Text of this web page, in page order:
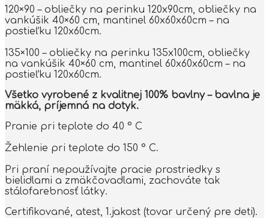
120×90 – obliečky na perinku 120x90cm, obliečky na
vankúšik 40×60 cm, mantinel 60x60x60cm – na
postieľku 120x60cm.
135×100 – obliečky na perinku 135x100cm, obliečky
na vankúšik 40×60 cm, mantinel 60x60x60cm – na
postieľku 120x60cm.
Všetko vyrobené z kvalitnej 100% bavlny – bavlna je
mäkká, príjemná na dotyk.
Pranie pri teplote do 40 ° C
Žehlenie pri teplote do 150 ° C.
Pri praní nepoužívajte pracie prostriedky s
bielidlami a zmäkčovadlami, zachováte tak
stálofarebnosť látky.
Certifikované, atest, 1.jakost (tovar určený pre deti).